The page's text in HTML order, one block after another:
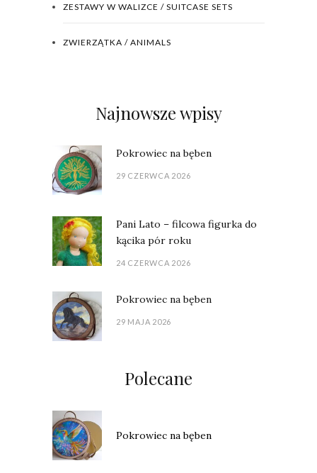
ZESTAWY W WALIZCE / SUITCASE SETS
ZWIERZĄTKA / ANIMALS
Najnowsze wpisy
Pokrowiec na bęben
29 CZERWCA 2026
Pani Lato – filcowa figurka do
kącika pór roku
24 CZERWCA 2026
Pokrowiec na bęben
29 MAJA 2026
Polecane
Pokrowiec na bęben